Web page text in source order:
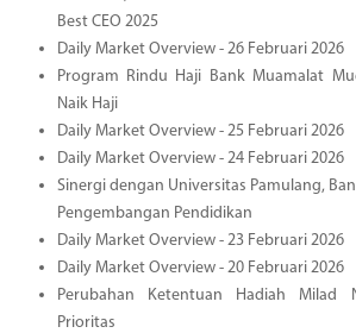
Best CEO 2025
Daily Market Overview - 26 Februari 2026
Program Rindu Haji Bank Muamalat
Naik Haji
Daily Market Overview - 25 Februari 2026
Daily Market Overview - 24 Februari 2026
Sinergi dengan Universitas Pamulang,
Pengembangan Pendidikan
Daily Market Overview - 23 Februari 2026
Daily Market Overview - 20 Februari 2026
Perubahan Ketentuan Hadiah Milad
Prioritas